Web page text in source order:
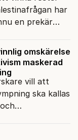
har
en prekär
omskärelse
maskerad
vill att
ska kallas